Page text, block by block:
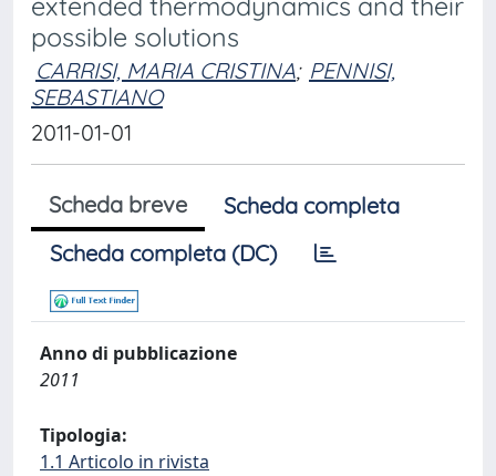
possible solutions
CARRISI, MARIA CRISTINA; PENNISI,
SEBASTIANO
2011-01-01
Scheda breve
Scheda completa
Scheda completa (DC)
Anno di pubblicazione
2011
Tipologia:
1.1 Articolo in rivista